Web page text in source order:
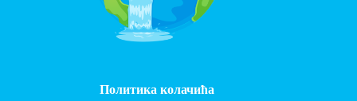
Политика колачића